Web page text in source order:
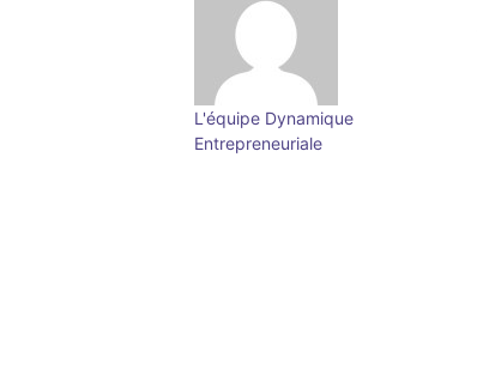
L'équipe Dynamique
Entrepreneuriale